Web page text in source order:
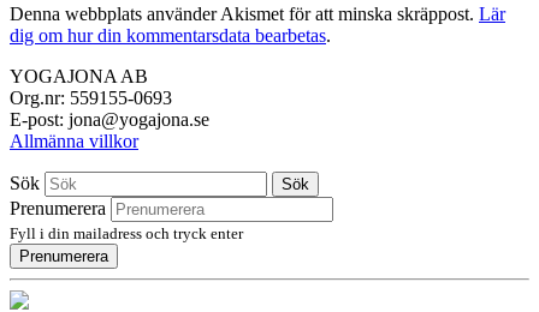
Denna webbplats använder Akismet för att minska skräppost. Lär
dig om hur din kommentarsdata bearbetas.
YOGAJONA AB
Org.nr: 559155-0693
E-post: jona@yogajona.se
Allmänna villkor
Sök Sök
Prenumerera
Fyll i din mailadress och tryck enter
Prenumerera